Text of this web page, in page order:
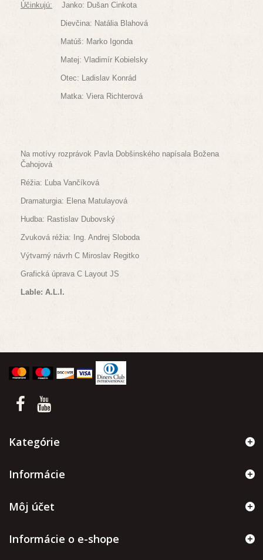
Účinkujú: Janko: Dušan Cinkota
Dievčina: Natália Blahová
Matúš: Marko Igonda
Matej: Vladimír Kobielsky
Otec: Ladislav Konrád
Matka: Viera Richterová
Na motívy rozprávok Pavla Dobšinského napísala Božena
Čahojová
Réžia: Ľuba Vančíková
Dramaturgia: Elena Matulayová
Hudba: Rastislav Dubovský
Zvuková réžia: Ing. Andrej Sloboda
Výtvarný návrh C Miroslav Regitko
Grafická úprava C Layout JS
Lable: A.L.I.
Kategórie
Informácie
Môj účet
Informácie o e-shope